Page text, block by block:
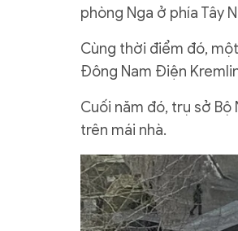
phòng Nga ở phía Tây
Cùng thời điểm đó,
Đông Nam Điện
Cuối năm đó, trụ sở
trên mái nhà.